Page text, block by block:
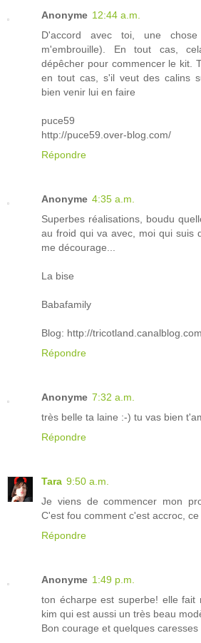
Anonyme 12:44 a.m.
D'accord avec toi, une
m'embrouille). En tout cas,
dépêcher pour commencer le kit.
en tout cas, s'il veut des calins
bien venir lui en faire
puce59
http://puce59.over-blog.com/
Répondre
Anonyme 4:35 a.m.
Superbes réalisations, boudu
au froid qui va avec, moi qui suis
me décourage...
La bise
Babafamily
Blog: http://tricotland.canalblog.com
Répondre
Anonyme 7:32 a.m.
très belle ta laine :-) tu vas bien
Répondre
Tara 9:50 a.m.
Je viens de commencer mon
C'est fou comment c'est accroc,
Répondre
Anonyme 1:49 p.m.
ton écharpe est superbe! elle
kim qui est aussi un très beau
Bon courage et quelques caresses